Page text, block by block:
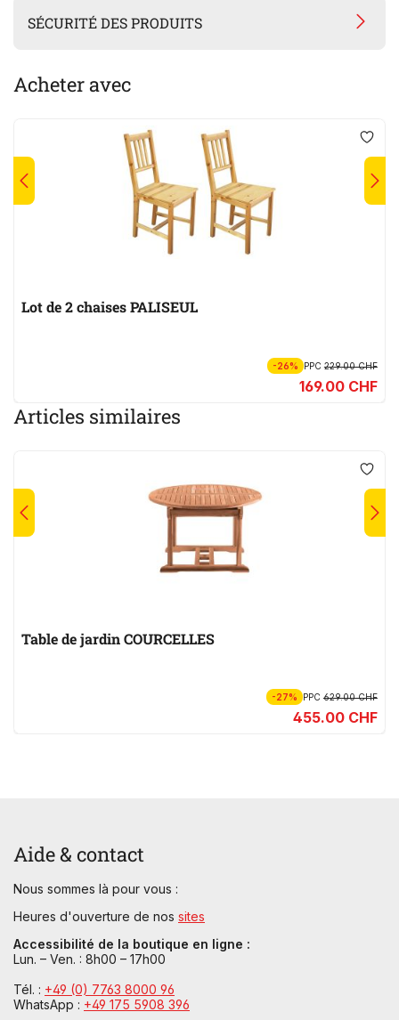
SÉCURITÉ DES PRODUITS
Acheter avec
Lot de 2 chaises PALISEUL
-26% PPC229.00 CHF
169.00 CHF
Articles similaires
Table de jardin COURCELLES
-27% PPC629.00 CHF
455.00 CHF
Aide & contact
Nous sommes là pour vous :
Heures d'ouverture de nos sites
Accessibilité de la boutique en ligne :
Lun. – Ven. : 8h00 – 17h00
Tél. : +49 (0) 7763 8000 96
WhatsApp : +49 175 5908 396